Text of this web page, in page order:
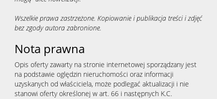
Wszelkie prawa zastrzeżone. Kopiowanie i publikacja treści i zdjęć
bez zgody autora zabronione.
Nota prawna
Opis oferty zawarty na stronie internetowej sporządzany jest
na podstawie oględzin nieruchomości oraz informacji
uzyskanych od właściciela, może podlegać aktualizacji i nie
stanowi oferty określonej w art. 66 i następnych K.C.